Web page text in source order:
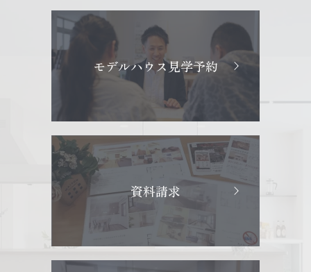
モデルハウス見学予約
資料請求